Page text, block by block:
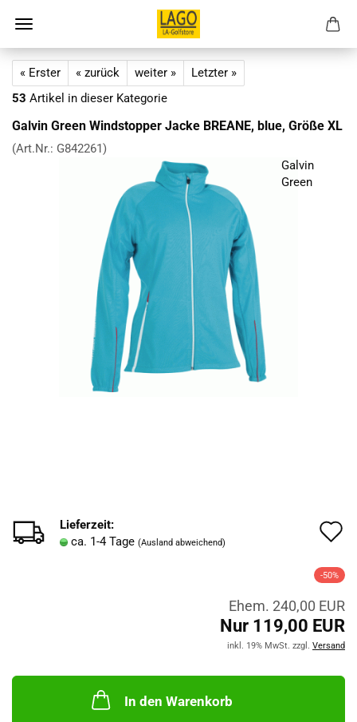
« Erster « zurück weiter »
Letzter »
53 Artikel in dieser Kategorie
Galvin Green Windstopper Jacke BREANE, blue, Größe XL
(Art.Nr.: G842261)
Galvin
Green
Lieferzeit:
ca. 1-4 Tage (Ausland abweichend)
-50%
Ehem. 240,00 EUR
Nur 119,00 EUR
inkl. 19% MwSt. zzgl. Versand
In den Warenkorb